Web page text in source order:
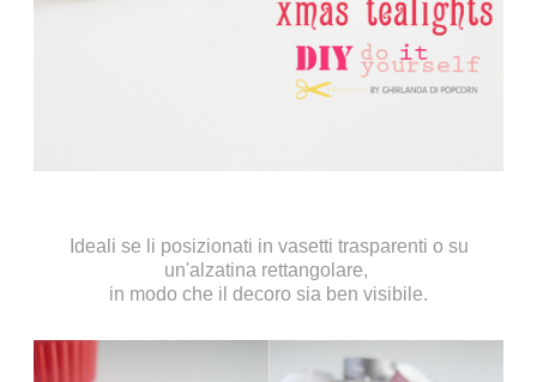
Ideali se li posizionati in vasetti trasparenti o su
un'alzatina rettangolare,
in modo che il decoro sia ben visibile.